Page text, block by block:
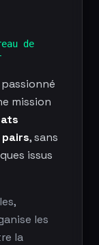
de
mission
, sans
issus
les
la